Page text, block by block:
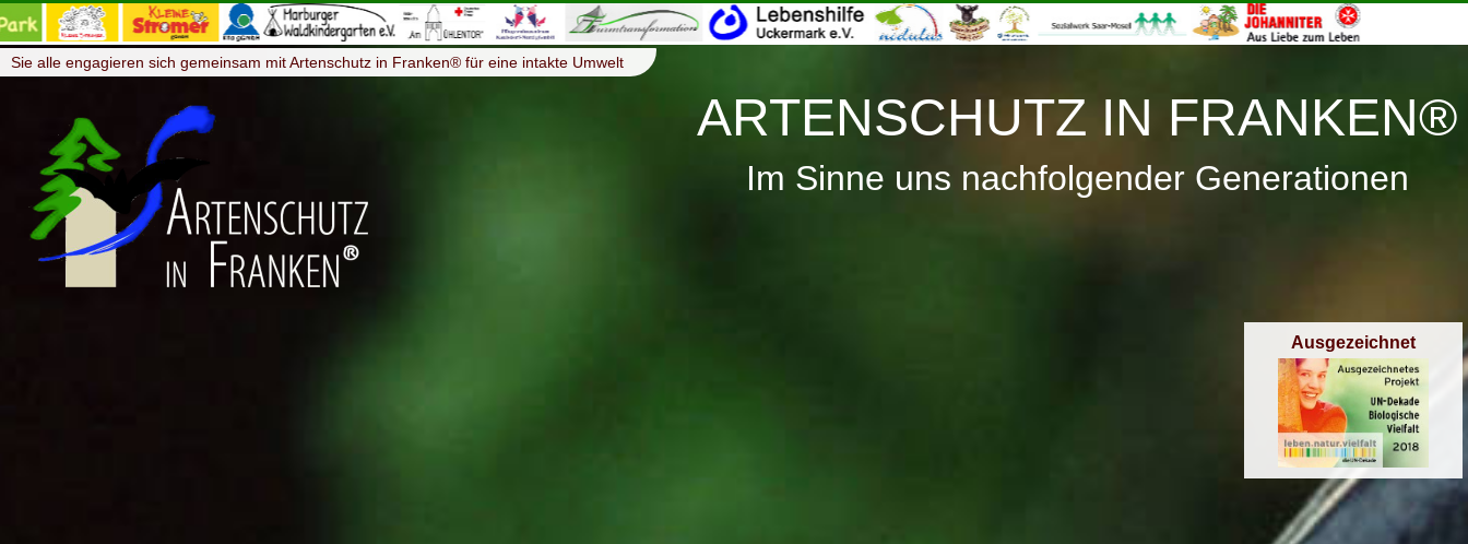
Sie alle engagieren sich gemeinsam mit Artenschutz in Franken® für eine intakte Umwelt
ARTENSCHUTZ IN FRANKEN®
Im Sinne uns nachfolgender Generationen
Ausgezeichnet